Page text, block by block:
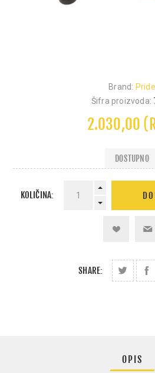
Brand: Pride
Šifra proizvoda:
2.030,00
DOSTUPNO
KOLIČINA:
SHARE:
OPIS